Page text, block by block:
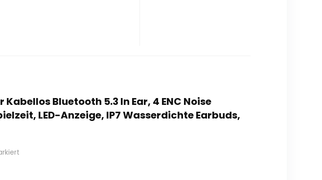
Bluetooth 5.3 In Ear, 4 ENC Noise
LED-Anzeige, IP7 Wasserdichte Earbuds,